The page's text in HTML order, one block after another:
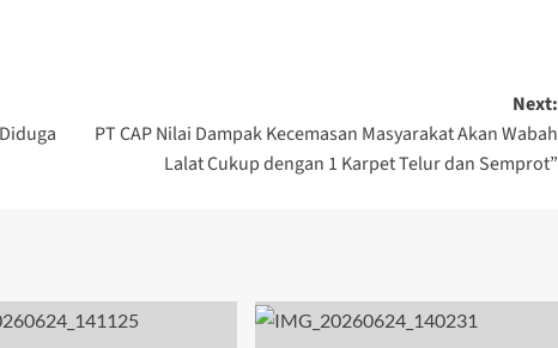
Next:
PT CAP Nilai Dampak Kecemasan Masyarakat Akan Wabah
Lalat Cukup dengan 1 Karpet Telur dan Semprot”